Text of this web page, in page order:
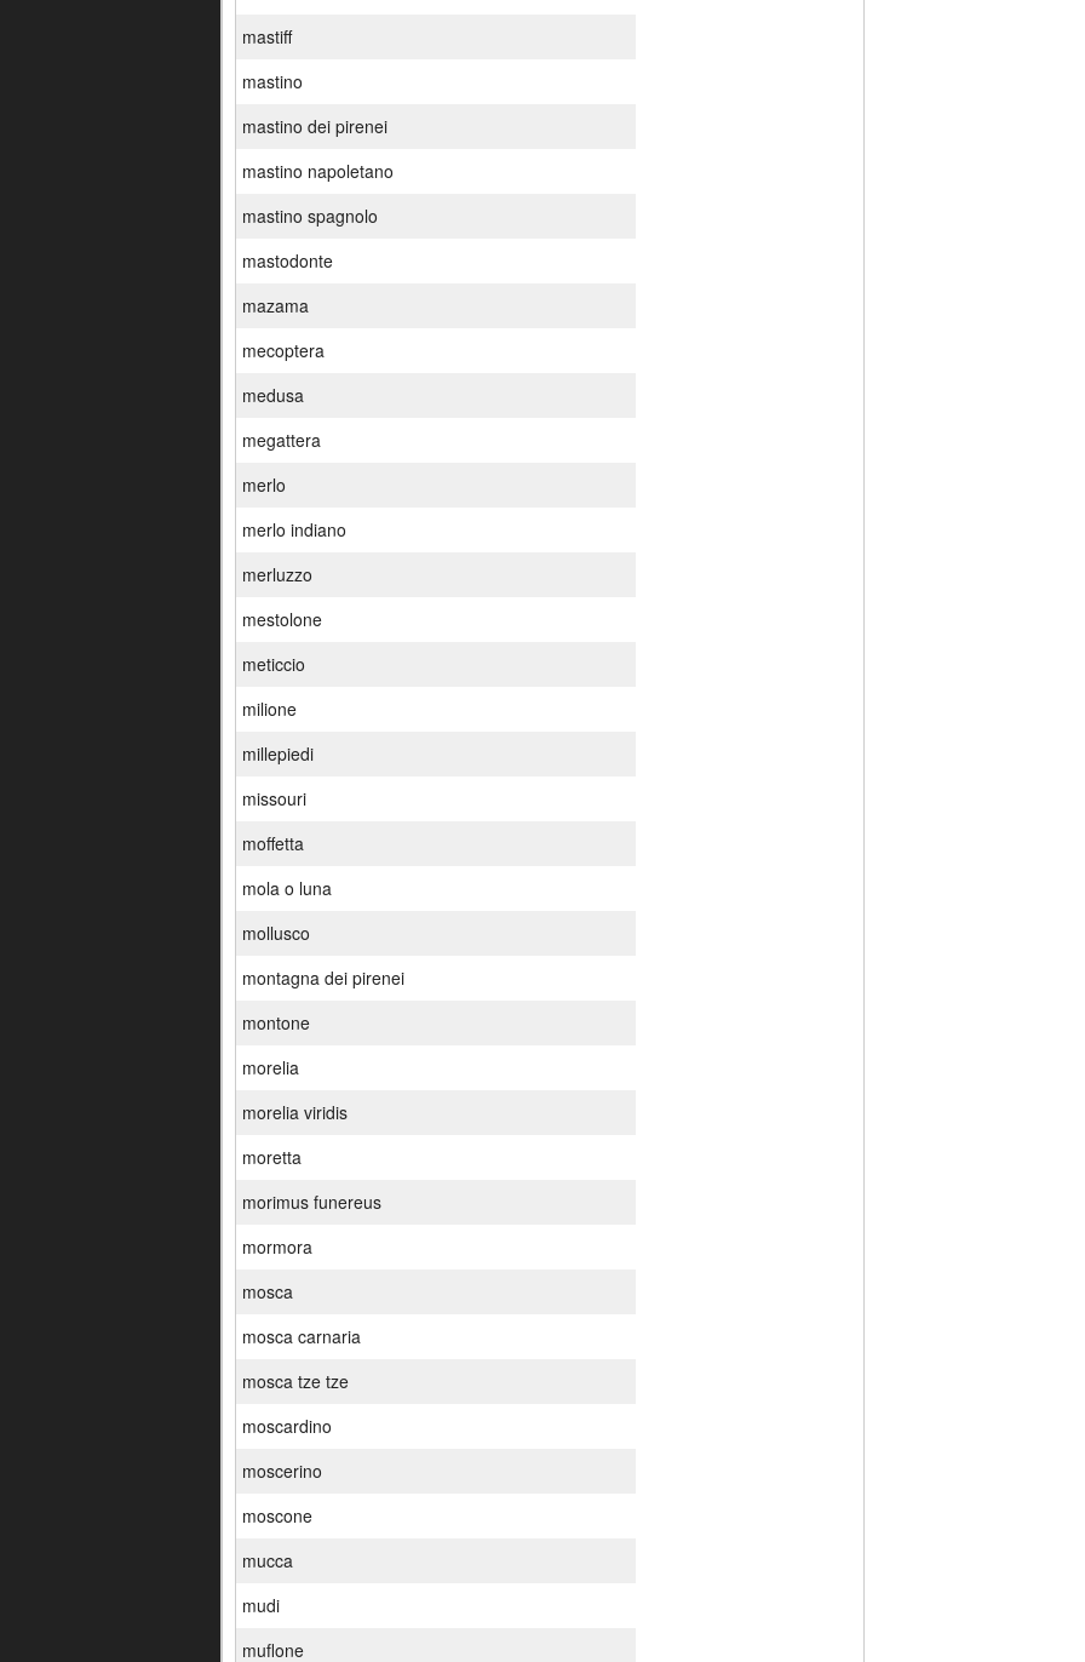
mastiff
mastino
mastino dei pirenei
mastino napoletano
mastino spagnolo
mastodonte
mazama
mecoptera
medusa
megattera
merlo
merlo indiano
merluzzo
mestolone
meticcio
milione
millepiedi
missouri
moffetta
mola o luna
mollusco
montagna dei pirenei
montone
morelia
morelia viridis
moretta
morimus funereus
mormora
mosca
mosca carnaria
mosca tze tze
moscardino
moscerino
moscone
mucca
mudi
muflone